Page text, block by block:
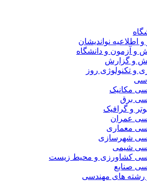
نواندیشان
و دانشگاه
گزارش
روز
گرافیک
کشاورزی و محیط زیست
های مهندسی